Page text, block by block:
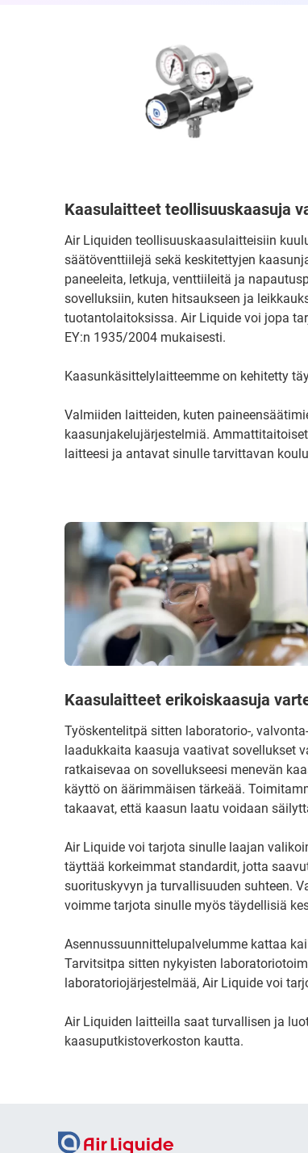
Kaasulaitteet teollisuuskaasuja
Air Liquiden teollisuuskaasulaitteisiin
säätöventtiilejä sekä keskitettyjen
paneeleita, letkuja, venttiileitä ja
sovelluksiin, kuten hitsaukseen ja
tuotantolaitoksissa. Air Liquide voi jopa
EY:n 1935/2004 mukaisesti.
Kaasunkäsittelylaitteemme on kehitetty
Valmiiden laitteiden, kuten
kaasunjakelujärjestelmiä.
laitteesi ja antavat sinulle tarvittavan
Kaasulaitteet erikoiskaasuja
Työskentelitpä sitten laboratorio-,
laadukkaita kaasuja vaativat sovellukset
ratkaisevaa on sovellukseesi menevän
käyttö on äärimmäisen tärkeää.
takaavat, että kaasun laatu voidaan
Air Liquide voi tarjota sinulle laajan
täyttää korkeimmat standardit, jotta
suorituskyvyn ja turvallisuuden suhteen.
voimme tarjota sinulle myös täydellisiä
Asennussuunnittelupalvelumme kattaa
Tarvitsitpa sitten nykyisten
laboratoriojärjestelmää, Air Liquide voi
Air Liquiden laitteilla saat turvallisen ja
kaasuputkistoverkoston kautta.